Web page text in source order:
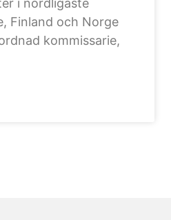
Finland och Norge
kommissarie,